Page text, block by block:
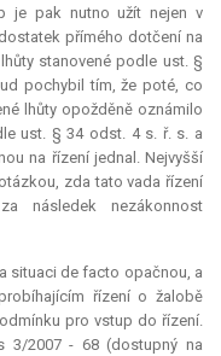
je pak nutno užít nejen v
přímého dotčení na
stanovené podle ust. §
pochybil tím, že poté, co
lhůty opožděně oznámilo
ust. § 34 odst. 4 s. ř. s. a
na řízení jednal. Nejvyšší
zda tato vada řízení
následek nezákonnost
situaci de facto opačnou, a
řízení o žalobě
pro vstup do řízení.
2007 - 68 (dostupný na